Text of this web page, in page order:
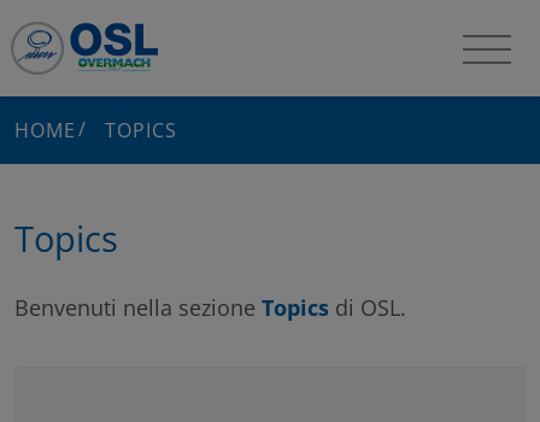
HOME TOPICS
Topics
Benvenuti nella sezione Topics di OSL.